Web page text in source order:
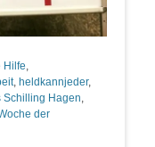
Hilfe,
, heldkannjeder,
Schilling Hagen,
der